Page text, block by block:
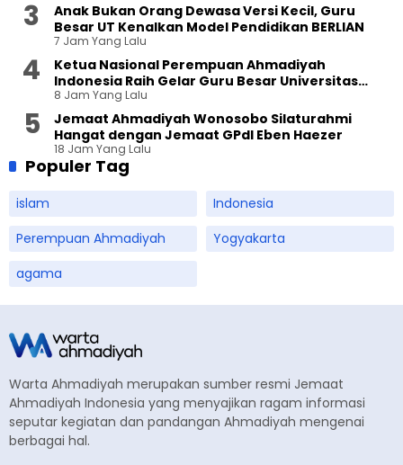
Anak Bukan Orang Dewasa Versi Kecil, Guru
Besar UT Kenalkan Model Pendidikan BERLIAN
7 Jam Yang Lalu
Ketua Nasional Perempuan Ahmadiyah
Indonesia Raih Gelar Guru Besar Universitas
Terbuka
8 Jam Yang Lalu
Jemaat Ahmadiyah Wonosobo Silaturahmi
Hangat dengan Jemaat GPdI Eben Haezer
18 Jam Yang Lalu
Populer Tag
islam
Indonesia
Perempuan Ahmadiyah
Yogyakarta
agama
Warta Ahmadiyah merupakan sumber resmi Jemaat
Ahmadiyah Indonesia yang menyajikan ragam informasi
seputar kegiatan dan pandangan Ahmadiyah mengenai
berbagai hal.